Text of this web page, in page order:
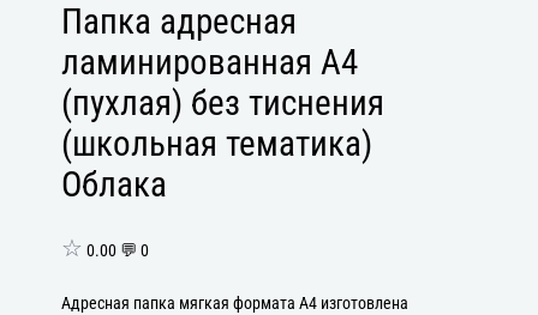
Папка адресная
ламинированная А4
(пухлая) без тиснения
(школьная тематика)
Облака
☆ 0.00 💬 0
Адресная папка мягкая формата А4 изготовлена